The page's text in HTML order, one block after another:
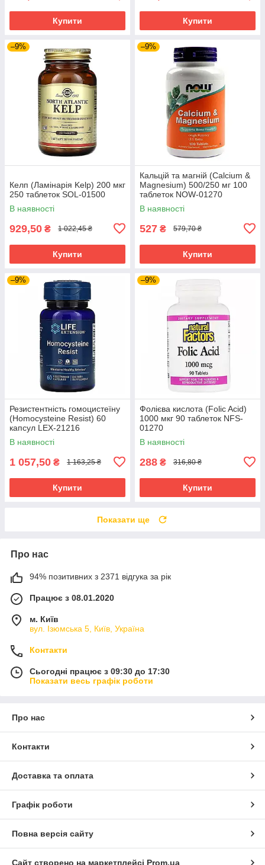
Купити Купити
–9%
Келп (Ламінарія Kelp) 200 мкг
250 таблеток SOL-01500
В наявності
929,50 ₴ 1 022,45 ₴
Купити
–9%
Кальцій та магній (Calcium &
Magnesium) 500/250 мг 100
таблеток NOW-01270
В наявності
527 ₴ 579,70 ₴
Купити
–9%
Резистентність гомоцистеїну
(Homocysteine Resist) 60
капсул LEX-21216
В наявності
1 057,50 ₴ 1 163,25 ₴
Купити
–9%
Фолієва кислота (Folic Acid)
1000 мкг 90 таблеток NFS-
01270
В наявності
288 ₴ 316,80 ₴
Купити
Показати ще
Про нас
94% позитивних з 2371 відгука за рік
Працює з 08.01.2020
м. Київ
вул. Ізюмська 5, Київ, Україна
Контакти
Сьогодні працює з 09:30 до 17:30
Показати весь графік роботи
Про нас
Контакти
Доставка та оплата
Графік роботи
Повна версія сайту
Сайт створено на маркетплейсі Prom.ua